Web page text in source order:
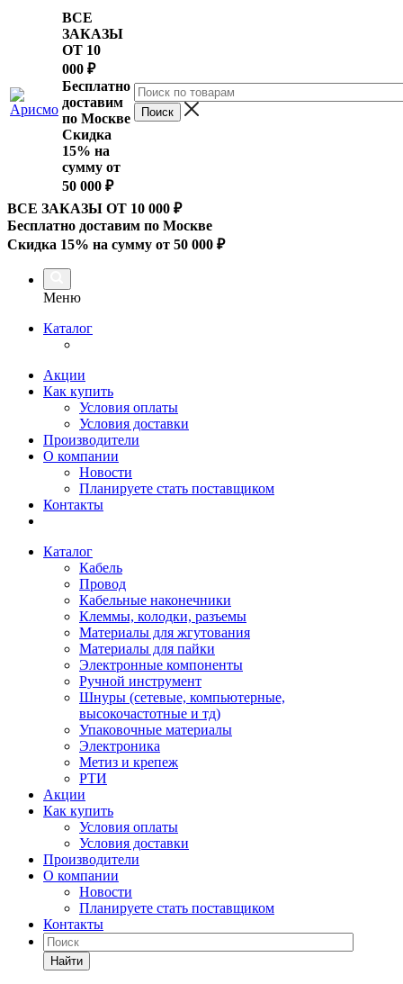
ВСЕ
ЗАКАЗЫ
ОТ 10
000 ₽
Бесплатно
доставим
по Москве
Скидка
15% на
сумму от
50 000 ₽
ВСЕ ЗАКАЗЫ ОТ 10 000 ₽
Бесплатно доставим по Москве
Скидка 15% на сумму от 50 000 ₽
Меню
Каталог
Акции
Как купить
Условия оплаты
Условия доставки
Производители
О компании
Новости
Планируете стать поставщиком
Контакты
Каталог
Кабель
Провод
Кабельные наконечники
Клеммы, колодки, разъемы
Материалы для жгутования
Материалы для пайки
Электронные компоненты
Ручной инструмент
Шнуры (сетевые, компьютерные,
высокочастотные и тд)
Упаковочные материалы
Электроника
Метиз и крепеж
РТИ
Акции
Как купить
Условия оплаты
Условия доставки
Производители
О компании
Новости
Планируете стать поставщиком
Контакты
Найти